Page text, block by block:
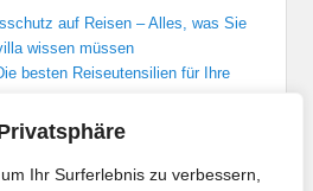
Ihr Surferlebnis zu verbessern,
auf Reisen – Alles, was Sie
wissen müssen
besten Reiseutensilien für Ihre
in den besten Hotels
Der bequemste Zugreise-Guide
für Flüge nach Sevilla